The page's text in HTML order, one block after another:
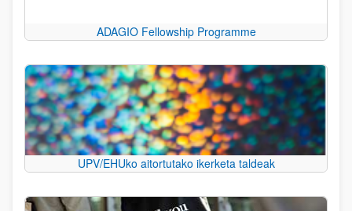
ADAGIO Fellowship Programme
UPV/EHUko aitortutako ikerketa taldeak